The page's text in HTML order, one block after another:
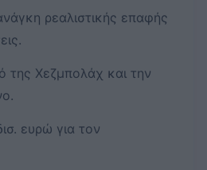
ρεαλιστικής επαφής
της Χεζμπολάχ και την
ευρώ για τον